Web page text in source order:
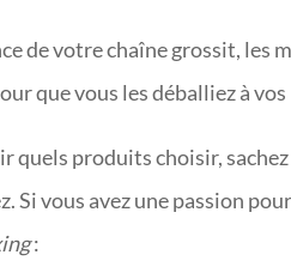
de votre chaîne grossit, les
que vous les déballiez à vos
quels produits choisir,
Si vous avez une passion
: